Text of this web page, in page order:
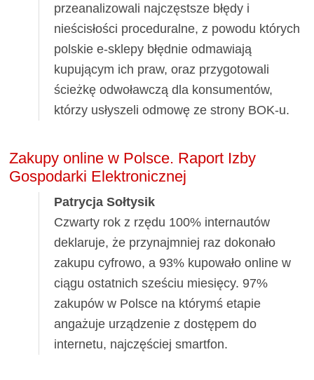
przeanalizowali najczęstsze błędy i
nieścisłości proceduralne, z powodu których
polskie e-sklepy błędnie odmawiają
kupującym ich praw, oraz przygotowali
ścieżkę odwoławczą dla konsumentów,
którzy usłyszeli odmowę ze strony BOK-u.
Zakupy online w Polsce. Raport Izby
Gospodarki Elektronicznej
Patrycja Sołtysik
Czwarty rok z rzędu 100% internautów
deklaruje, że przynajmniej raz dokonało
zakupu cyfrowo, a 93% kupowało online w
ciągu ostatnich sześciu miesięcy. 97%
zakupów w Polsce na którymś etapie
angażuje urządzenie z dostępem do
internetu, najczęściej smartfon.